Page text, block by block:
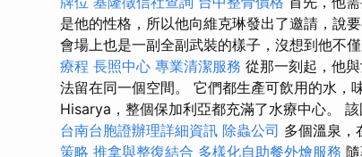
是他的性格，所以他向維克琳發出了邀請，說
會場上也是一副全副武裝的樣子，沒想到他不
療程 長照中心 專業清潔服務 從那一刻起，他
法留在同一個空間。 它們都生產可飲用的水，
Hisarya，整個保加利亞都充滿了水療中心。
台南台胞證辦理詳細資訊 除蟲公司 多個溫泉，
策略 推拿與整復結合 多樣化自助餐外燴服務